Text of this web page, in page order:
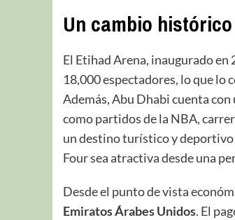
Un cambio
El Etihad Arena, inaugurado
18,000 espectadores, lo que lo
Además, Abu Dhabi cuenta
como partidos de la NBA,
un destino turístico y deportivo
Four sea atractiva desde una
Desde el punto de vista
Emiratos Árabes Unidos. El